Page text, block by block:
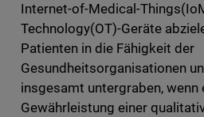
Internet-of-Medical-
Technology(OT)-Geräte
Patienten in die Fähigkeit der
Gesundheitsorganisationen
insgesamt untergraben, wenn
Gewährleistung einer